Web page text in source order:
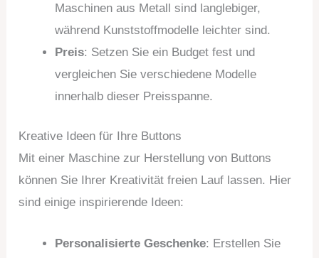
Maschinen aus Metall sind langlebiger,
während Kunststoffmodelle leichter sind.
Preis: Setzen Sie ein Budget fest und
vergleichen Sie verschiedene Modelle
innerhalb dieser Preisspanne.
Kreative Ideen für Ihre Buttons
Mit einer Maschine zur Herstellung von Buttons
können Sie Ihrer Kreativität freien Lauf lassen. Hier
sind einige inspirierende Ideen:
Personalisierte Geschenke: Erstellen Sie